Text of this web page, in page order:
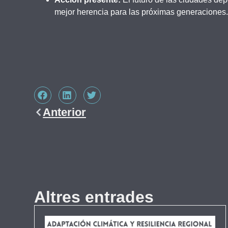
mejor herencia para las próximas generaciones.
Anterior
Altres entrades